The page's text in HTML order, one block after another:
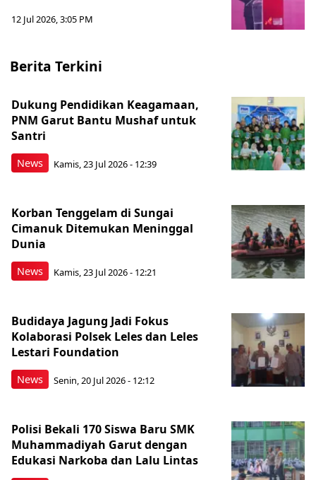
12 Jul 2026, 3:05 PM
Berita Terkini
News
Dukung Pendidikan Keagamaan,
PNM Garut Bantu Mushaf untuk
Santri
Kamis, 23 Jul 2026 - 12:39
News
Korban Tenggelam di Sungai
Cimanuk Ditemukan Meninggal
Dunia
Kamis, 23 Jul 2026 - 12:21
News
Budidaya Jagung Jadi Fokus
Kolaborasi Polsek Leles dan Leles
Lestari Foundation
Senin, 20 Jul 2026 - 12:12
Polisi Bekali 170 Siswa Baru SMK
Muhammadiyah Garut dengan
Edukasi Narkoba dan Lalu Lintas